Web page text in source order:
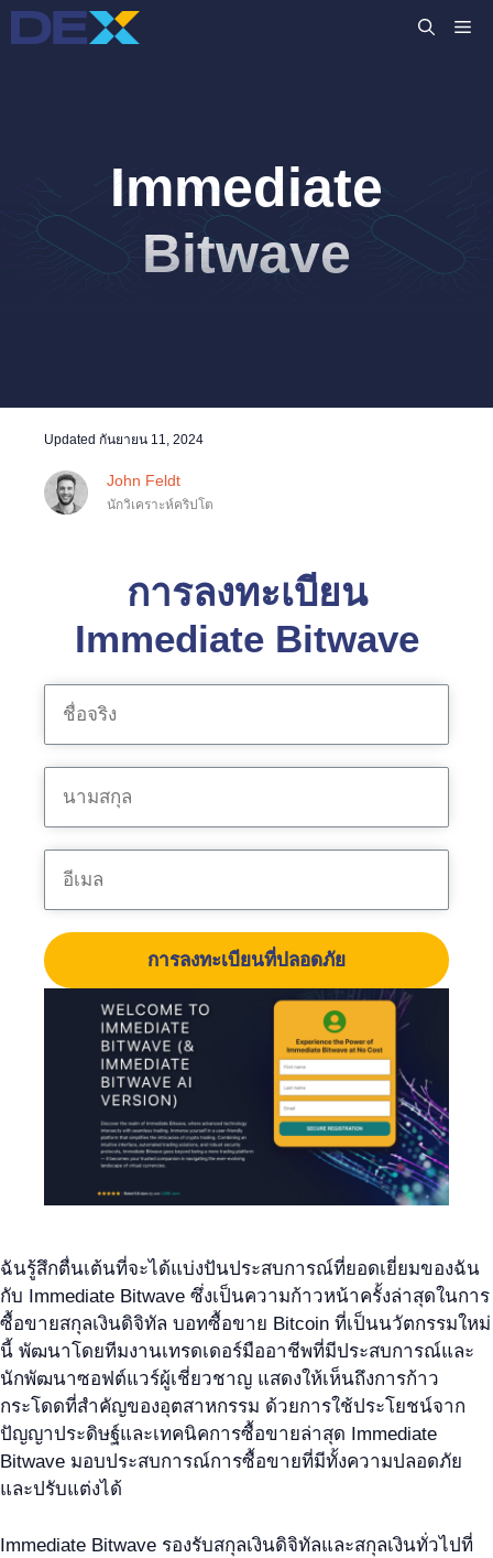
Skip
to
Immediate
Bitwave
Updated กันยายน 11, 2024
John Feldt
นักวิเคราะห์คริปโต
การลงทะเบียน
Immediate Bitwave
การลงทะเบียนที่ปลอดภัย
ฉันรู้สึกตื่นเต้นที่จะได้แบ่งปันประสบการณ์ที่ยอดเยี่ยมของฉัน
กับ Immediate Bitwave ซึ่งเป็นความก้าวหน้าครั้งล่าสุดในการ
ซื้อขายสกุลเงินดิจิทัล บอทซื้อขาย Bitcoin ที่เป็นนวัตกรรมใหม่
นี้ พัฒนาโดยทีมงานเทรดเดอร์มืออาชีพที่มีประสบการณ์และ
นักพัฒนาซอฟต์แวร์ผู้เชี่ยวชาญ แสดงให้เห็นถึงการก้าว
กระโดดที่สำคัญของอุตสาหกรรม ด้วยการใช้ประโยชน์จาก
ปัญญาประดิษฐ์และเทคนิคการซื้อขายล่าสุด Immediate
Bitwave มอบประสบการณ์การซื้อขายที่มีทั้งความปลอดภัย
และปรับแต่งได้
Immediate Bitwave รองรับสกุลเงินดิจิทัลและสกุลเงินทั่วไปที่